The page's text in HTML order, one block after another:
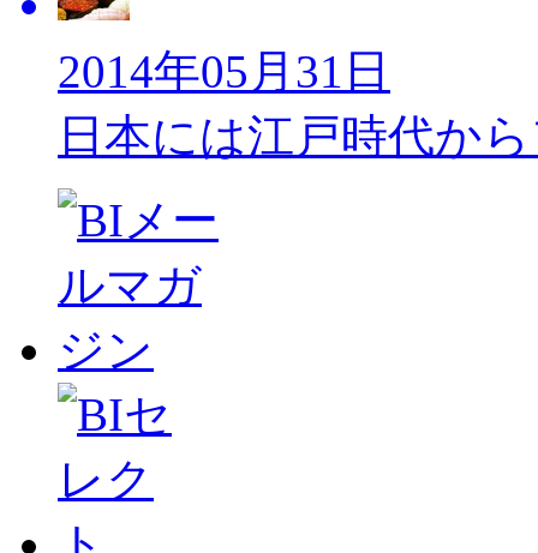
2014年05月31日
日本には江戸時代か